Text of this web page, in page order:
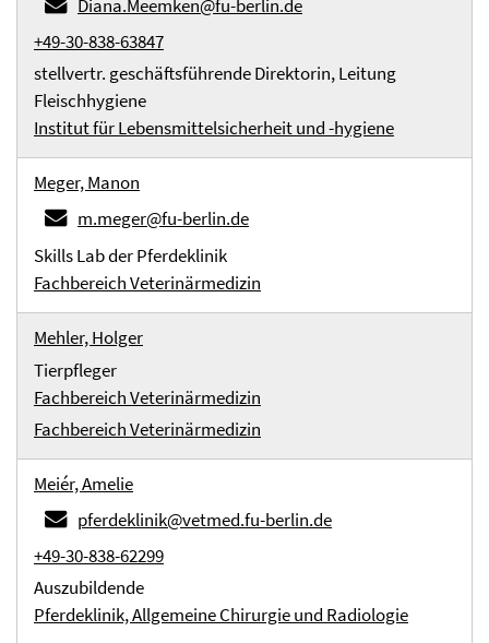
Diana.Meemken@fu-berlin.de
+49-30-838-63847
stellvertr. geschäftsführende Direktorin, Leitung
Fleischhygiene
Institut für Lebensmittelsicherheit und -hygiene
Meger, Manon
m.meger@fu-berlin.de
Skills Lab der Pferdeklinik
Fachbereich Veterinärmedizin
Mehler, Holger
Tierpfleger
Fachbereich Veterinärmedizin
Fachbereich Veterinärmedizin
Meiér, Amelie
pferdeklinik@vetmed.fu-berlin.de
+49-30-838-62299
Auszubildende
Pferdeklinik, Allgemeine Chirurgie und Radiologie